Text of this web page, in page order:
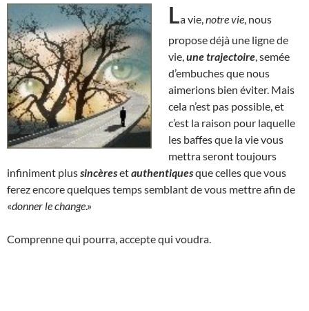
La vie, notre vie , nous
propose déjà une ligne de
vie, une trajectoire , semée
d’embuches que nous
aimerions bien éviter. Mais
cela n’est pas possible, et
c’est la raison pour laquelle
les baffes que la vie vous
mettra seront toujours
infiniment plussincèresetauthentiquesque celles que vous
ferez encore quelques temps semblant de vous mettre afin de
«donner le change.»
Comprenne qui pourra, accepte qui voudra.